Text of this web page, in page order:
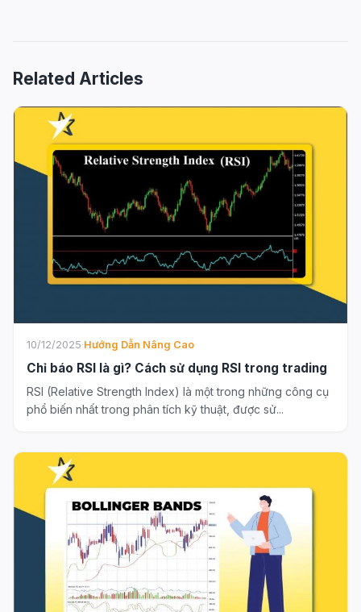
Related Articles
10/12/2025·Hướng Dẫn Nâng Cao
Chỉ báo RSI là gì? Cách sử dụng RSI trong trading
RSI (Relative Strength Index) là một trong những công cụ
phổ biến nhất trong phân tích kỹ thuật, được sử...